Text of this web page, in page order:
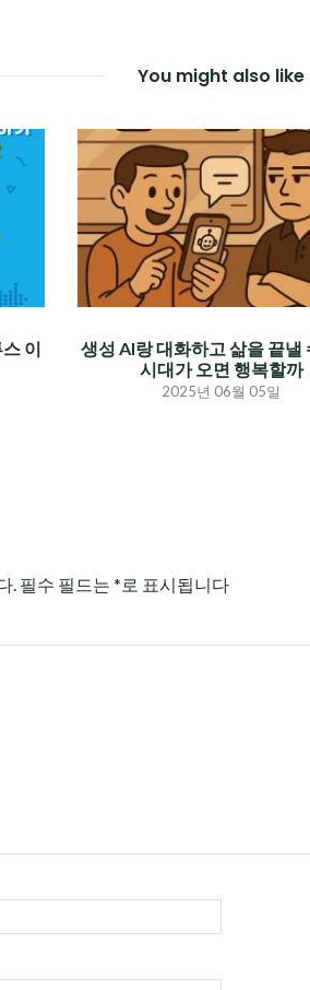
You might also like
이
생성 AI랑 대화하고 삶을 끝낼
시대가 오면 행복할까
2025년 06월 05일
. 필수 필드는 * 로 표시됩니다